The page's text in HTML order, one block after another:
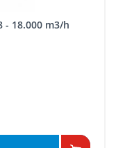
- 18.000 m3/h